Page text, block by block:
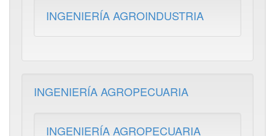
INGENIERÍA AGROINDUSTRIA
INGENIERÍA AGROPECUARIA
INGENIERÍA AGROPECUARIA